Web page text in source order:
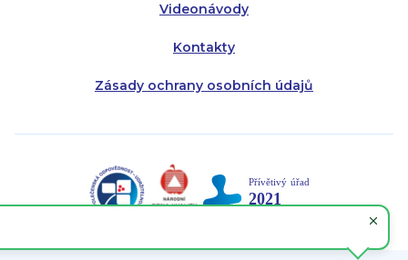
Videonávody
Kontakty
Zásady ochrany osobních údajů